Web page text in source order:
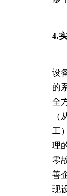
4.
设
的
全
（
工
理
零
善
现